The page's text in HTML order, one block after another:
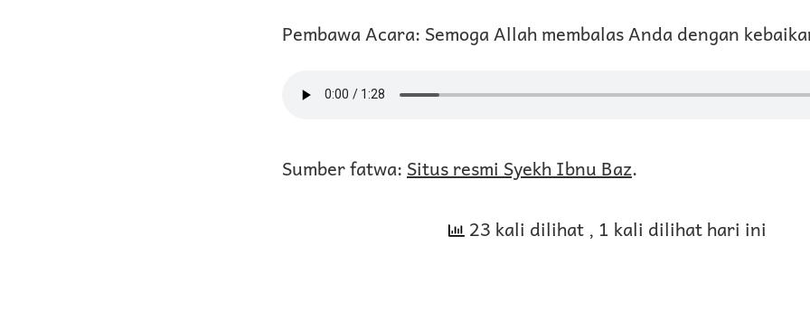
Pembawa Acara: Semoga Allah membalas Anda dengan
Sumber fatwa: Situs resmi Syekh Ibnu Baz.
23 kali dilihat, 1 kali dilihat hari ini